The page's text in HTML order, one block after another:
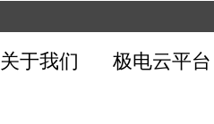
关于我们 极电云平台